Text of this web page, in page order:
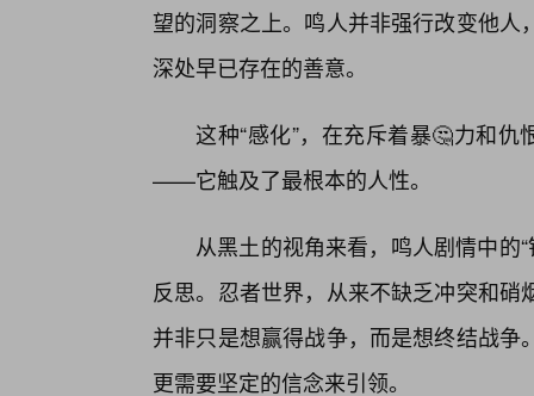
望的洞察之上。鸣人并非强行改变他
深处早已存在的善意。
这种“感化”，在充斥着暴🤔力和
——它触及了最根本的人性。
从黑土的视角来看，鸣人剧情中的
反思。忍者世界，从来不缺乏冲突和
并非只是想赢得战争，而是想终结战
更需要坚定的信念来引领。